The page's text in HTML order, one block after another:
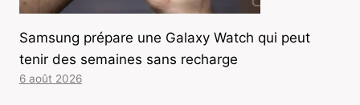
Samsung prépare une Galaxy Watch qui peut
tenir des semaines sans recharge
6 août 2026